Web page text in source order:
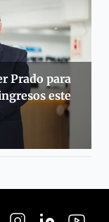
Prado para
este